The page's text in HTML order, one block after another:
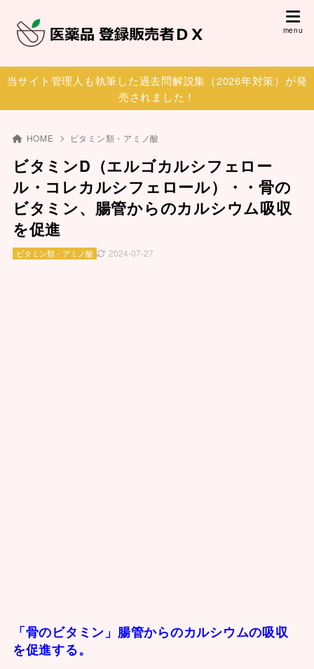
当サイト管理人も執筆した過去問解説集（2026年対策）が発
売されました！
HOME ビタミン類・アミノ酸
ビタミンD（エルゴカルシフェロー
ル・コレカルシフェロール）・・骨の
ビタミン、腸管からのカルシウム吸収
を促進
2024-07-27
ビタミン類・アミノ酸
「骨のビタミン」腸管からのカルシウムの吸収
を促進する。